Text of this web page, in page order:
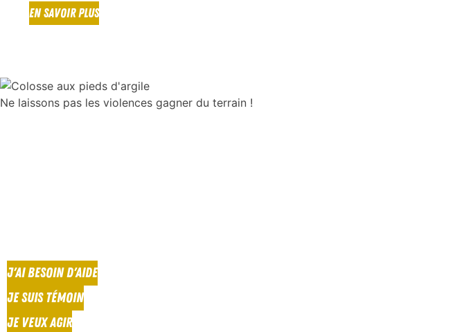
EN SAVOIR PLUS
Ne laissons pas les violences gagner du terrain !
J'AI BESOIN D'AIDE
JE SUIS TÉMOIN
JE VEUX AGIR